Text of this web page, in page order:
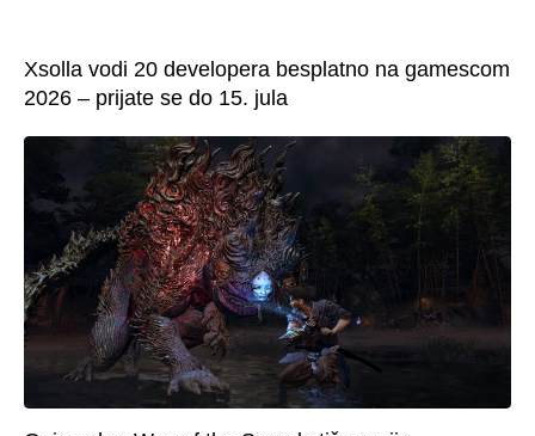
Xsolla vodi 20 developera besplatno na gamescom
2026 – prijate se do 15. jula